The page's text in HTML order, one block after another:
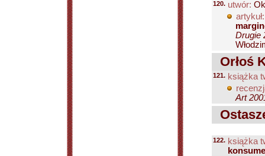
120. utwór:
artykuł:
Drugie
Orłoś
121. książka
Art
122. książka